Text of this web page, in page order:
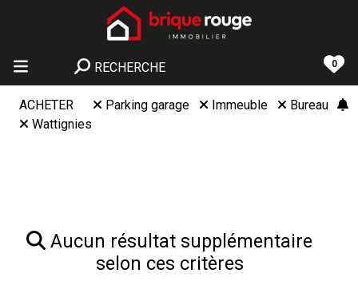
RECHERCHE 0
ACHETER Parking garage Immeuble
Bureau
Wattignies
Aucun résultat supplémentaire
selon ces critères